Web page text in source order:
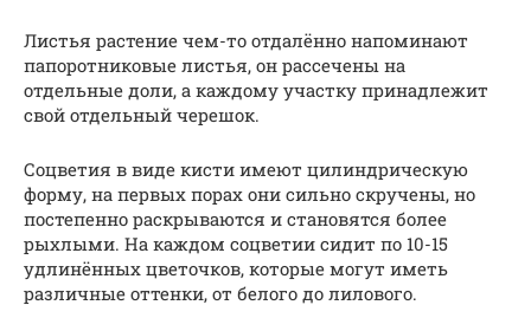
Листья растение чем-то отдалённо напоминают
папоротниковые листья, он рассечены на
отдельные доли, а каждому участку принадлежит
свой отдельный черешок.
Соцветия в виде кисти имеют цилиндрическую
форму, на первых порах они сильно скручены, но
постепенно раскрываются и становятся более
рыхлыми. На каждом соцветии сидит по 10-15
удлинённых цветочков, которые могут иметь
различные оттенки, от белого до лилового.